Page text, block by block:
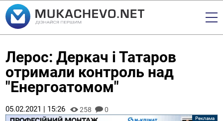
Лерос: Деркач і Татаров
отримали контроль над
"Енергоатомом"
05.02.2021 | 15:26 258 0